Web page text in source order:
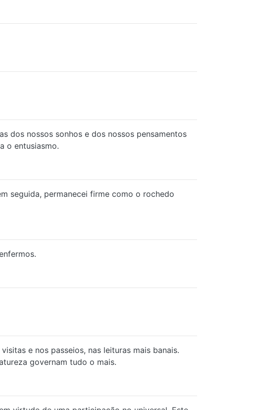
dos nossos sonhos e dos nossos pensamentos
o entusiasmo.
seguida, permanecei firme como o rochedo
e nos passeios, nas leituras mais banais.
governam tudo o mais.